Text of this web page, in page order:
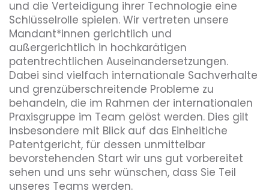
und die Verteidigung ihrer Technologie eine
Schlüsselrolle spielen. Wir vertreten unsere
Mandant*innen gerichtlich und
außergerichtlich in hochkarätigen
patentrechtlichen Auseinandersetzungen.
Dabei sind vielfach internationale Sachverhalte
und grenzüberschreitende Probleme zu
behandeln, die im Rahmen der internationalen
Praxisgruppe im Team gelöst werden. Dies gilt
insbesondere mit Blick auf das Einheitiche
Patentgericht, für dessen unmittelbar
bevorstehenden Start wir uns gut vorbereitet
sehen und uns sehr wünschen, dass Sie Teil
unseres Teams werden.